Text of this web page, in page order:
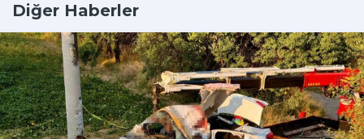
Diğer Haberler